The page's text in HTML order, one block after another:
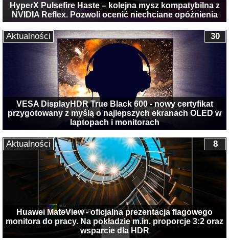
HyperX Pulsefire Haste – kolejna mysz kompatybilna z
NVIDIA Reflex. Pozwoli ocenić niechciane opóźnienia
VESA DisplayHDR True Black 600 - nowy certyfikat
przygotowany z myślą o najlepszych ekranach OLED w
laptopach i monitorach
30
Aktualności
Huawei MateView - oficjalna prezentacja flagowego
monitora do pracy. Na pokładzie m.in. proporcje 3:2 oraz
wsparcie dla HDR
8
Aktualności